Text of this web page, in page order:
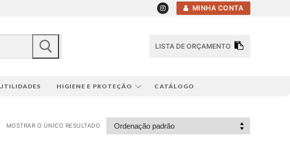
MINHA CONTA
LISTA DE ORÇAMENTO
HIGIENE E PROTEÇÃO CATÁLOGO
MOSTRAR O ÚNICO RESULTADO